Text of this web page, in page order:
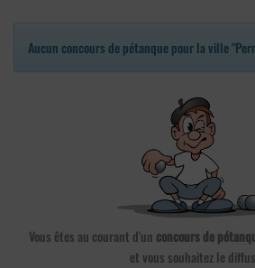
Aucun concours de pétanque pour la ville
Vous êtes au courant d'un concours de
et vous souhaitez le